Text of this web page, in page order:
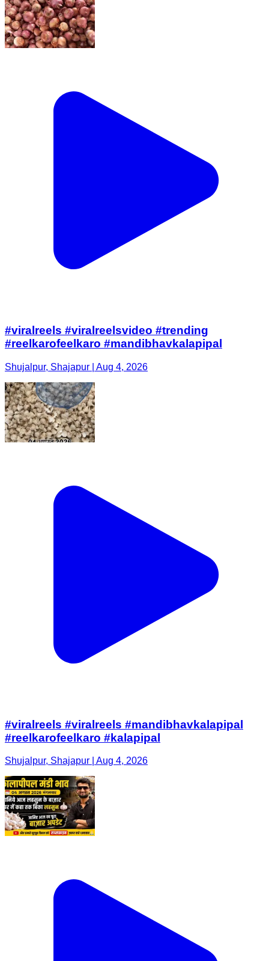
#viralreels #viralreelsvideo #trending
#reelkarofeelkaro #mandibhavkalapipal
Shujalpur, Shajapur | Aug 4, 2026
#viralreels #viralreels #mandibhavkalapipal
#reelkarofeelkaro #kalapipal
Shujalpur, Shajapur | Aug 4, 2026